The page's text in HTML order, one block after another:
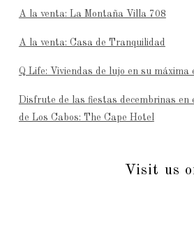
A la venta: La Montaña Villa 708
A la venta: Casa de Tranquilidad
Q Life: Viviendas de lujo en su máxima
Disfrute de las fiestas decembrinas en
de Los Cabos: The Cape Hotel
Visit us